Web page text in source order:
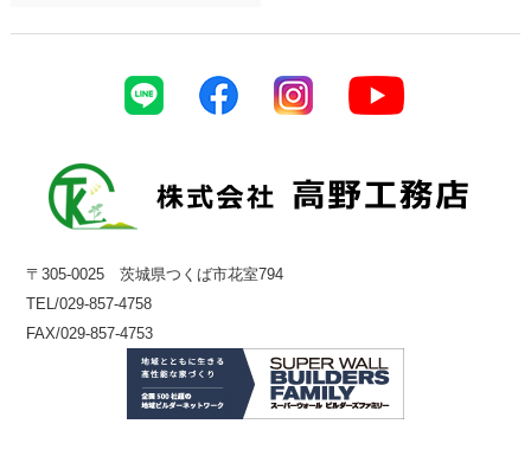
〒305-0025 茨城県つくば市花室794
TEL/029-857-4758
FAX/029-857-4753